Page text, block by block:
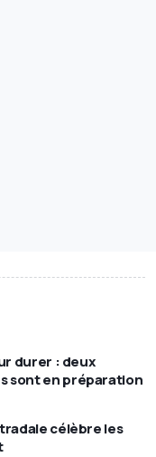
durer : deux
sont en préparation
célèbre les